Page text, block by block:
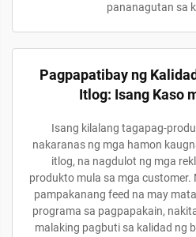
pananagutan sa
Pagpapatibay ng
Itlog: Isang Kaso
Isang kilalang tagapag-
nakaranas ng mga hamon
itlog, na nagdulot ng mga
produkto mula sa mga
pampakanang feed na may
programa sa pagpapakain,
malaking pagbuti sa kalidad ng